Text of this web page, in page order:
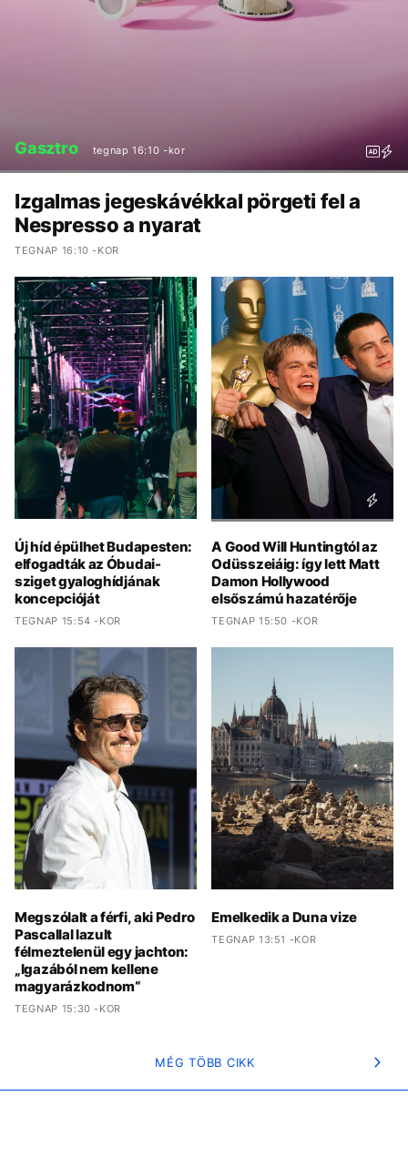
Gasztro tegnap 16:10 -kor
Izgalmas jegeskávékkal pörgeti fel a
Nespresso a nyarat
TEGNAP 16:10 -KOR
Új híd épülhet Budapesten:
elfogadták az Óbudai-
sziget gyaloghídjának
koncepcióját
TEGNAP 15:54 -KOR
A Good Will Huntingtól az
Odüsszeiáig: így lett Matt
Damon Hollywood
elsőszámú hazatérője
TEGNAP 15:50 -KOR
Megszólalt a férfi, aki Pedro
Pascallal lazult
félmeztelenül egy jachton:
„Igazából nem kellene
magyarázkodnom“
TEGNAP 15:30 -KOR
Emelkedik a Duna vize
TEGNAP 13:51 -KOR
MÉG TÖBB CIKK